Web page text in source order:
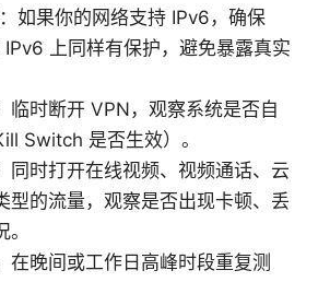
如果你的网络支持 IPv6，确保
上同样有保护，避免暴露真实
临时断开 VPN，观察系统是否自
Switch 是否生效）。
同时打开在线视频、视频通话、云
型的流量，观察是否出现卡顿、丢
在晚间或工作日高峰时段重复测